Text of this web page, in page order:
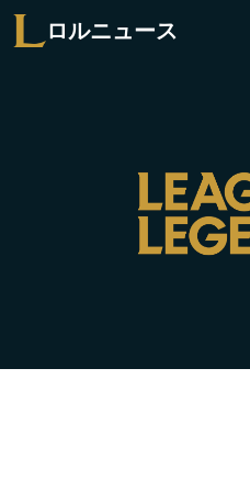
ロルニュース